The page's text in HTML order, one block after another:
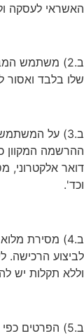
האשראי לעסקה
ב.2) משתמש
שלו בלבד ואסור
ב.3) על
ההרשמה המקוון
דואר אלקטרוני,
וכד'.
ב.4) מסירת
לביצוע הרכישה.
וללא תקלות יש
ב.5) הפרטים